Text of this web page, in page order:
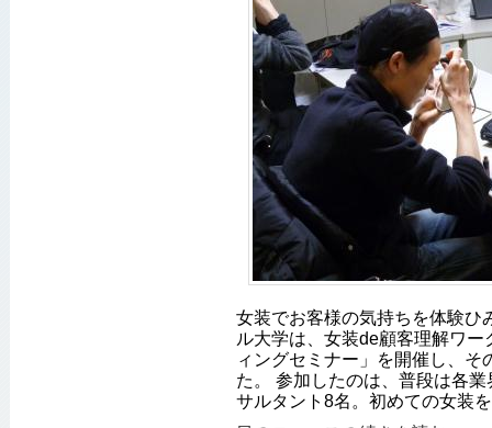
女装でお客様の気持ちを体験ひ
ル大学は、女装de顧客理解ワ
ィングセミナー」を開催し、そ
た。 参加したのは、普段は各
サルタント8名。初めての女装